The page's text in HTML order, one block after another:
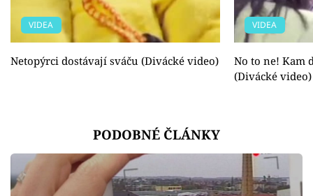
VIDEA
Netopýrci dostávají sváču (Divácké video)
VIDEA
No to ne! Kam
(Divácké video)
PODOBNÉ ČLÁNKY